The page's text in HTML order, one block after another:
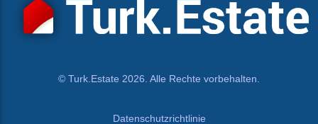
© Turk.Estate 2026. Alle Rechte vorbehalten.
Datenschutzrichtlinie